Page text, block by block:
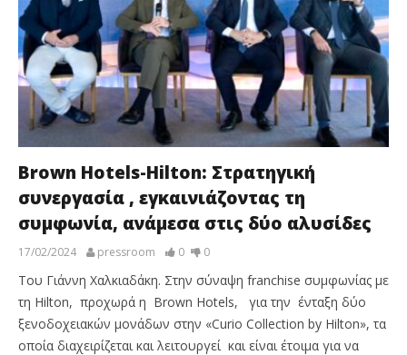
Brown Hotels-Hilton: Στρατηγική
συνεργασία , εγκαινιάζοντας τη
συμφωνία, ανάμεσα στις δύο αλυσίδες
17/02/2024 pressroom 0 0
Του Γιάννη Χαλκιαδάκη. Στην σύναψη franchise συμφωνίας με
τη Hilton, προχωρά η Brown Hotels, για την ένταξη δύο
ξενοδοχειακών μονάδων στην «Curio Collection by Hilton», τα
οποία διαχειρίζεται και λειτουργεί και είναι έτοιμα για να